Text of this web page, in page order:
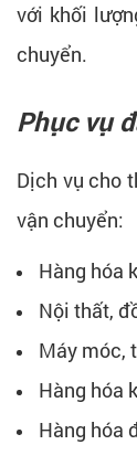
với khối
chuyển.
Phục vụ
Dịch vụ cho
vận chuyển:
Hàng hóa
Nội thất,
Máy móc,
Hàng hóa
Hàng hóa